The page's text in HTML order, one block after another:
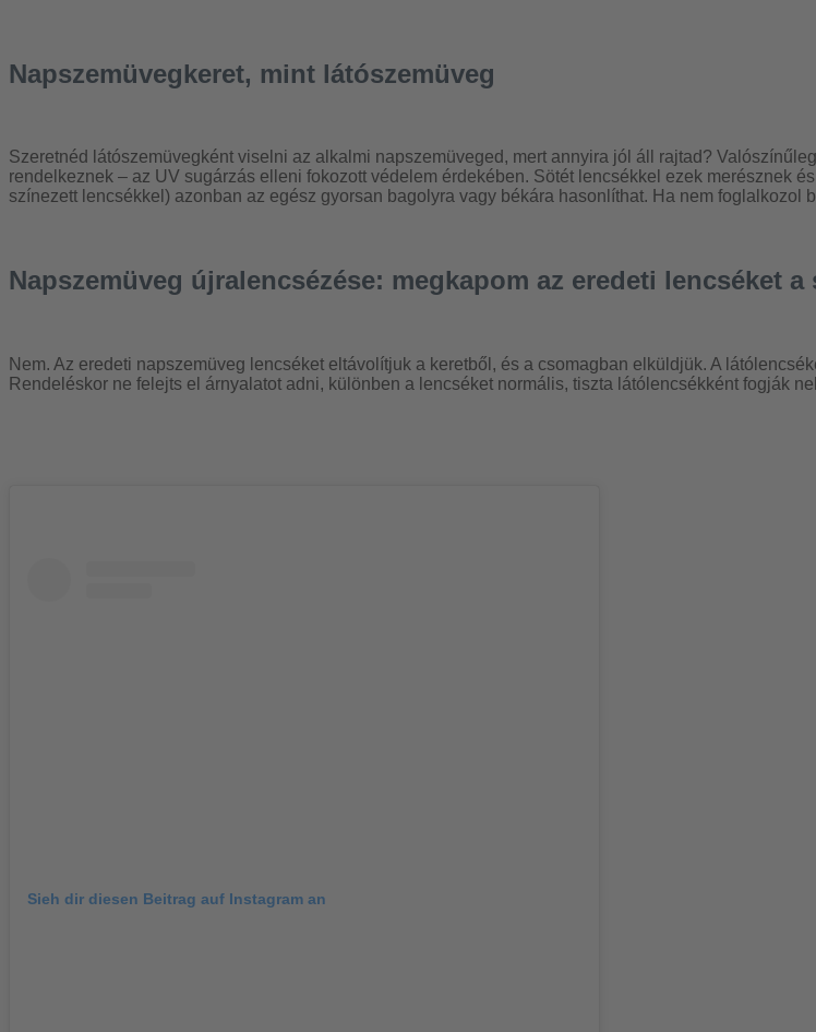
Napszemüvegkeret, mint látószemüveg
Szeretnéd látószemüvegként viselni az alkalmi napszemüveged, mert annyira jól áll rajtad?
rendelkeznek – az UV sugárzás elleni fokozott védelem érdekében. Sötét lencsékkel ezek merésznek
színezett lencsékkel) azonban az egész gyorsan bagolyra vagy békára hasonlíthat. Ha nem foglalkozol
Napszemüveg újralencsézése: megkapom az eredeti lencséket a
Nem. Az eredeti napszemüveg lencséket eltávolítjuk a keretből, és a csomagban elküldjük. A
Rendeléskor ne felejts el árnyalatot adni, különben a lencséket normális, tiszta látólencsékként fogják
Sieh dir diesen Beitrag auf Instagram an